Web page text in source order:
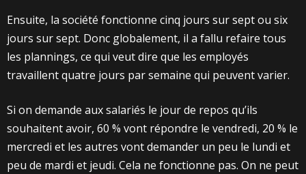
Ensuite, la société fonctionne cinq jours sur sept ou six
jours sur sept. Donc globalement, il a fallu refaire tous
les plannings, ce qui veut dire que les employés
travaillent quatre jours par semaine qui peuvent varier.
Si on demande aux salariés le jour de repos qu’ils
souhaitent avoir, 60 % vont répondre le vendredi, 20 % le
mercredi et les autres vont demander un peu le lundi et
peu de mardi et jeudi. Cela ne fonctionne pas. On ne peut